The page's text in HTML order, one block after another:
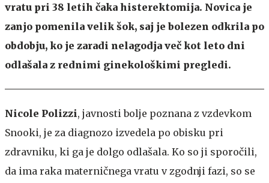
vratu pri 38 letih čaka histerektomija. Novica je
zanjo pomenila velik šok, saj je bolezen odkrila po
obdobju, ko je zaradi nelagodja več kot leto dni
odlašala z rednimi ginekološkimi pregledi.
Nicole Polizzi, javnosti bolje poznana z vzdevkom
Snooki, je za diagnozo izvedela po obisku pri
zdravniku, ki ga je dolgo odlašala. Ko so ji sporočili,
da ima raka materničnega vratu v zgodnji fazi, so se